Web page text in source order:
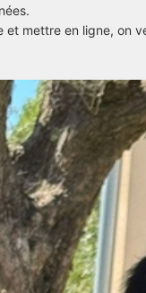
et mettre en ligne, on